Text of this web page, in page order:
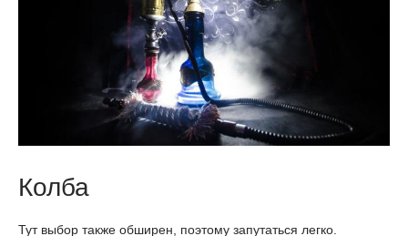
Колба
Тут выбор также обширен, поэтому запутаться легко.